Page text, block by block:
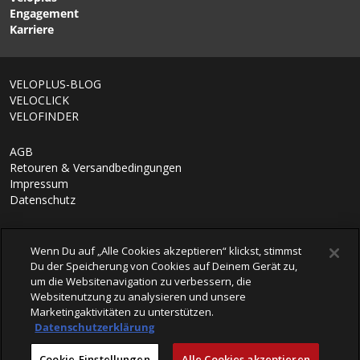
Engagement
Karriere
VELOPLUS-BLOG
VELOCLICK
VELOFINDER
AGB
Retouren & Versandbedingungen
Impressum
Datenschutz
Wenn Du auf „Alle Cookies akzeptieren“ klickst, stimmst
Du der Speicherung von Cookies auf Deinem Gerät zu,
um die Websitenavigation zu verbessern, die
Websitenutzung zu analysieren und unsere
Marketingaktivitäten zu unterstützen.
Datenschutzerklärung